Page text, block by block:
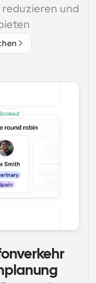
und